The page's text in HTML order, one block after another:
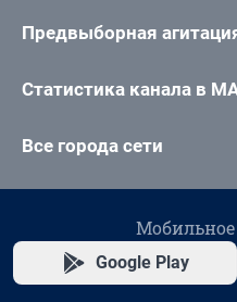
Предвыборная
Статистика канала в
Все города сети
Google Play